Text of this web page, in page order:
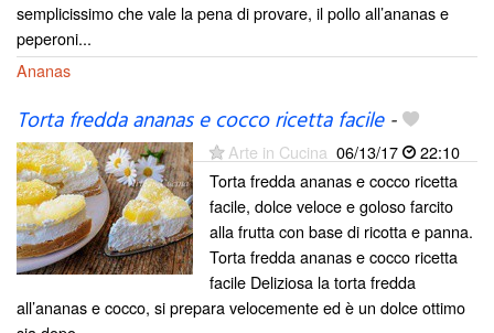
semplicissimo che vale la pena di provare, il pollo all’ananas e
peperoni...
Ananas
Torta fredda ananas e cocco ricetta facile-
Arte in Cucina 06/13/17
22:10
Torta fredda ananas e cocco ricetta
facile, dolce veloce e goloso farcito
alla frutta con base di ricotta e panna.
Torta fredda ananas e cocco ricetta
facile Deliziosa la torta fredda
all’ananas e cocco, si prepara velocemente ed è un dolce ottimo